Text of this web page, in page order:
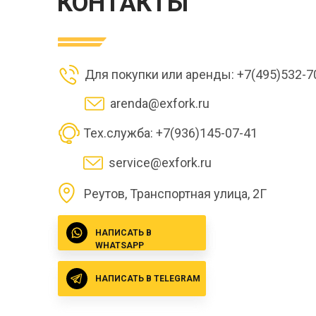
Для покупки или аренды: +7(495)532-
service@exfork.ru
arenda@exfork.ru
Реутов, Транспортная улица, 2Г
Тех.служба: +7(936)145-07-41
НАПИСАТЬ В
WHATSAPP
НАПИСАТЬ В TELEGRAM